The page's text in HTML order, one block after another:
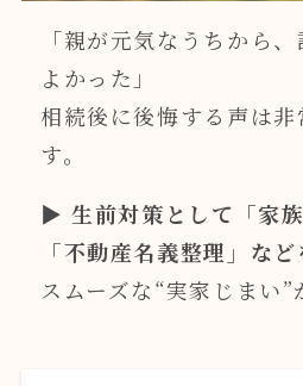
「親が元気なうちから
よかった」
相続後に後悔する声は
す。
▶生前対策として「家
「不動産名義整理」な
スムーズな“実家じまい”